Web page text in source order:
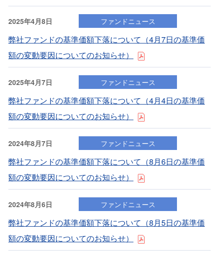
2025年4月8日 ファンドニュース
弊社ファンドの基準価額下落について（4⽉7⽇の基準価
額の変動要因についてのお知らせ）
2025年4月7日 ファンドニュース
弊社ファンドの基準価額下落について（4⽉4⽇の基準価
額の変動要因についてのお知らせ）
2024年8月7日 ファンドニュース
弊社ファンドの基準価額下落について（8⽉6⽇の基準価
額の変動要因についてのお知らせ）
2024年8月6日 ファンドニュース
弊社ファンドの基準価額下落について（8⽉5⽇の基準価
額の変動要因についてのお知らせ）